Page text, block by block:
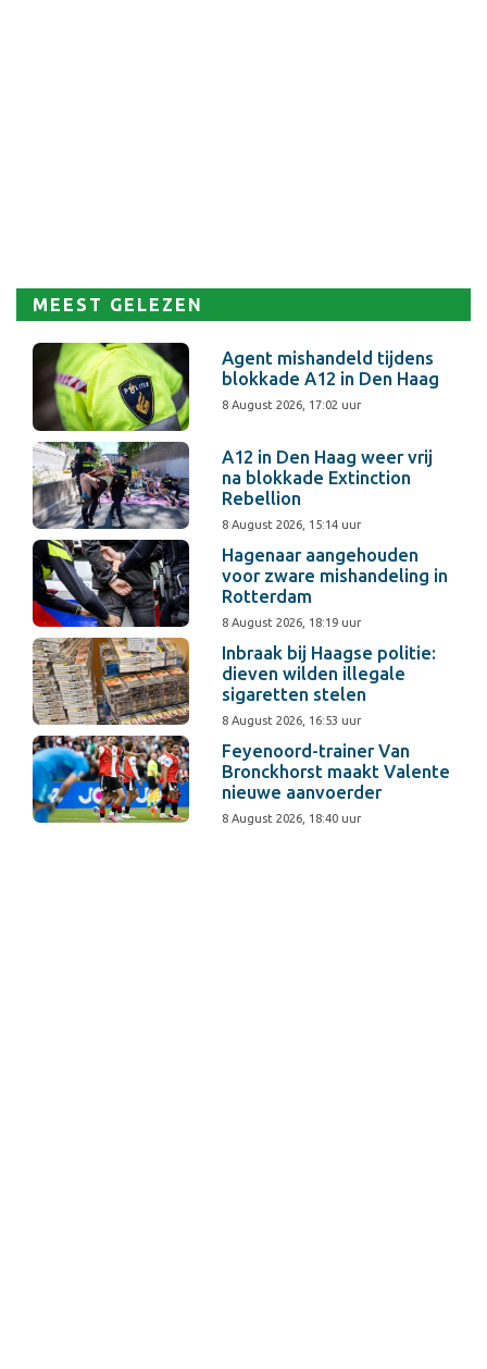
MEEST GELEZEN
Agent mishandeld tijdens
blokkade A12 in Den Haag
8 August 2026, 17:02 uur
A12 in Den Haag weer vrij
na blokkade Extinction
Rebellion
8 August 2026, 15:14 uur
Hagenaar aangehouden
voor zware mishandeling in
Rotterdam
8 August 2026, 18:19 uur
Inbraak bij Haagse politie:
dieven wilden illegale
sigaretten stelen
8 August 2026, 16:53 uur
Feyenoord-trainer Van
Bronckhorst maakt Valente
nieuwe aanvoerder
8 August 2026, 18:40 uur